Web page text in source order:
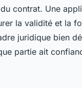
contrat. Une
la validité et la
juridique bien
partie ait